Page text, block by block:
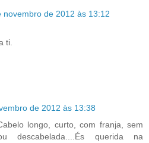
novembro de 2012 às 13:12
ti.
de 2012 às 13:38
longo, curto, com franja, sem
descabelada....És querida na